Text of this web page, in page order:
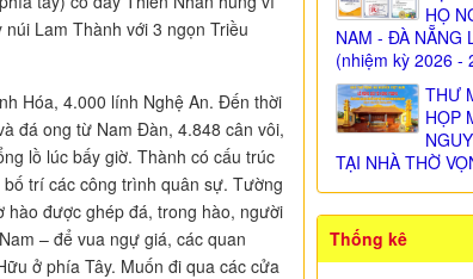
Lam Thành với 3 ngọn Triều
Hóa, 4.000 lính Nghệ An. Đến thời
đá ong từ Nam Đàn, 4.848 cân vôi,
lồ lúc bấy giờ. Thành có cấu trúc
trí các công trình quân sự. Tường
hào được ghép đá, trong hào, người
– để vua ngự giá, các quan
ở phía Tây. Muốn đi qua các cửa
HỌ
NAM - ĐÀ NẴNG
(nhiệm kỳ 2026 -
THƯ
HỌP
TẠI NHÀ THỜ
Thống kê